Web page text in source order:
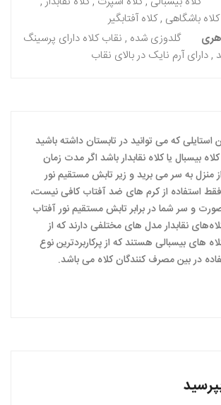
باشگاهی , کلاه آفتابگیر
گلدوزی شده , نقاب کلاه دارای پرسینگ
دارای آرم نایک در بالای نقاب
استایلی که می توانید در تابستان داشته باشید
بیسبال یا کلاه نقابدار باشد اگر مدت زمان
منزل به سر می برید و زیر تابش مستقیم نور
استفاده از کرم های ضد آفتاب کافی نیست،
صورت و سر شما در برابر تابش مستقیم نور آفتاب
نقابدار مدل های مختلفی دارند که از
های بیسبالی هستند که از پرکاربردترین نوع
در بین مصرف کنندگان کلاه می باشد.